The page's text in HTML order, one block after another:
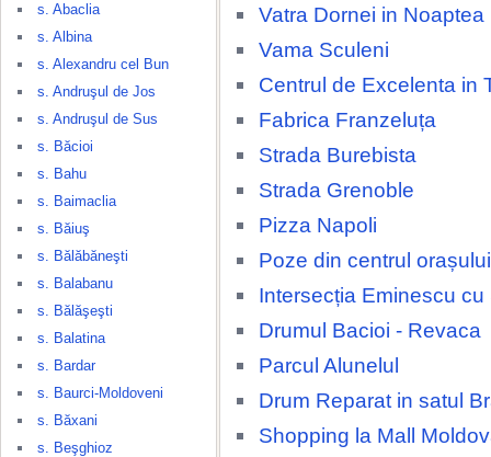
s. Abaclia
s. Albina
s. Alexandru cel Bun
s. Andruşul de Jos
s. Andruşul de Sus
s. Băcioi
s. Bahu
s. Baimaclia
s. Băiuş
s. Bălăbăneşti
s. Balabanu
s. Bălăşeşti
s. Balatina
s. Bardar
s. Baurci-Moldoveni
s. Băxani
s. Beşghioz
Vatra Dornei in Noaptea
Vama Sculeni
Centrul de Excelenta in
Fabrica Franzeluța
Strada Burebista
Strada Grenoble
Pizza Napoli
Poze din centrul
Intersecția Eminescu cu
Drumul Bacioi - Revaca
Parcul Alunelul
Drum Reparat in satul
Shopping la Mall